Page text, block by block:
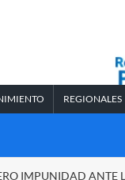
REGIONALES
IMPUNIDAD ANTE